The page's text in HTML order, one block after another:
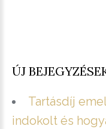
ÚJ
Tartásdíj
indokolt és